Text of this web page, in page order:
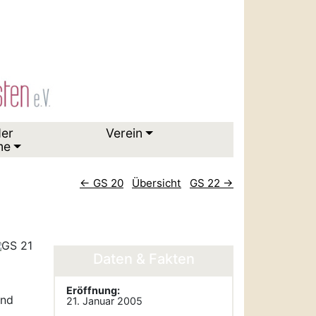
Verein
← GS 20 Übersicht GS 22 →
Daten & Fakten
Eröffnung:
21. Januar 2005